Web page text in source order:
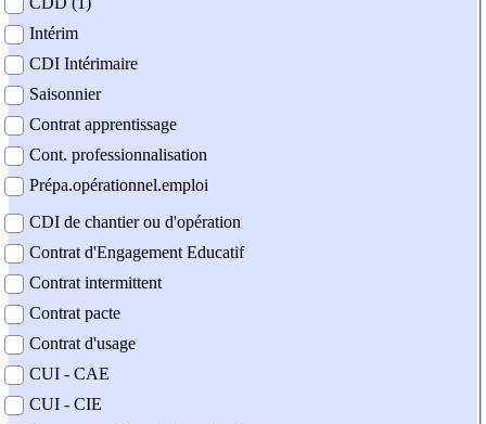
Intérim
CDI Intérimaire
Saisonnier
Contrat apprentissage
Cont. professionnalisation
Prépa.opérationnel.emploi
CDI de chantier ou d'opération
Contrat d'Engagement Educatif
Contrat intermittent
Contrat pacte
Contrat d'usage
CUI - CAE
CUI - CIE